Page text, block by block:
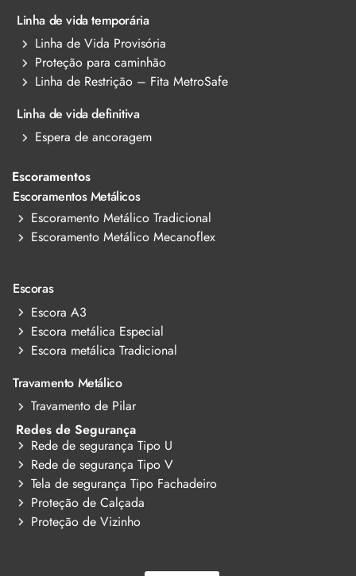
Linha de vida temporária
Linha de Vida Provisória
Proteção para caminhão
Linha de Restrição – Fita MetroSafe
Linha de vida definitiva
Espera de ancoragem
Escoramentos
Escoramentos Metálicos
Escoramento Metálico Tradicional
Escoramento Metálico Mecanoflex
Escoras
Escora A3
Escora metálica Especial
Escora metálica Tradicional
Travamento Metálico
Travamento de Pilar
Redes de Segurança
Rede de segurança Tipo U
Rede de segurança Tipo V
Tela de segurança Tipo Fachadeiro
Proteção de Calçada
Proteção de Vizinho